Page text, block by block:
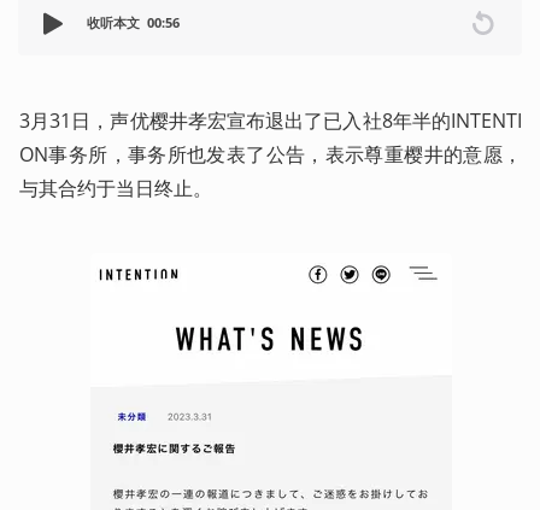
收听本文 00:56
3月31日，声优樱井孝宏宣布退出了已入社8年半的INTENTI
ON事务所，事务所也发表了公告，表示尊重樱井的意愿，
与其合约于当日终止。